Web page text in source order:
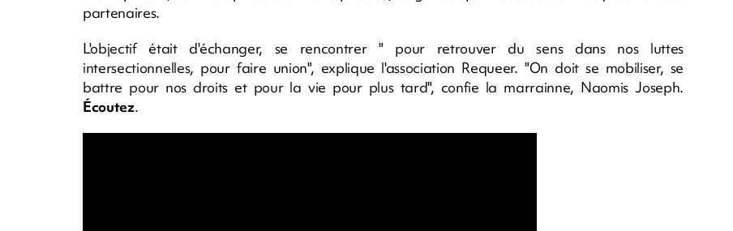
partenaires.
L'objectif était d'échanger, se rencontrer " pour retrouver du sens dans nos luttes
intersectionnelles, pour faire union", explique l'association Requeer. "On doit se mobiliser, se
battre pour nos droits et pour la vie pour plus tard", confie la marrainne, Naomis Joseph.
Écoutez.